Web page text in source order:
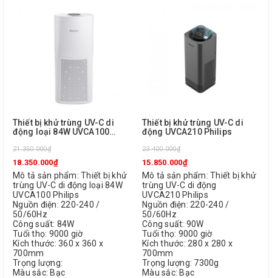
Thiết bị khử trùng UV-C di
động loại 84W UVCA100
21.350.000₫
18.350.000₫
Mô tả sản phẩm: Thiết bị khử
trùng UV-C di động loại 84W
UVCA100 Philips
Nguồn điện: 220-240 /
50/60Hz
Công suất: 84W
Tuổi thọ: 9000 giờ
Kích thước: 360 x 360 x
700mm
Trọng lượng:
Màu sắc: Bạc
Thiết bị khử trùng UV-C di
động UVCA210 Philips
23.400.000₫
15.850.000₫
Mô tả sản phẩm: Thiết bị khử
trùng UV-C di động
UVCA210 Philips
Nguồn điện: 220-240 /
50/60Hz
Công suất: 90W
Tuổi thọ: 9000 giờ
Kích thước: 280 x 280 x
700mm
Trọng lượng: 7300g
Màu sắc: Bạc